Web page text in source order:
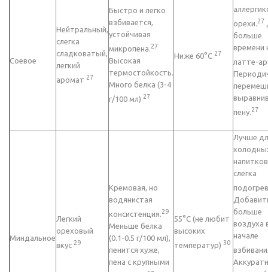
Соевое
Нейтральный,
слегка
сладковатый,
легкий
аромат 27
Быстро и легко
взбивается,
устойчивая
микропена.27
Высокая
термостойкость.
Много белка (3-4
г/100 мл) 27
Ниже 60°C 27
орехи.27
больше
времени
латте-
пену.27
Миндальное
Легкий
ореховый
вкус 29
Кремовая, но
водянистая
консистенция.29
Меньше белка
(0.1-0.5 г/100 мл),
пенится хуже,
пена с крупными
55°C (не любит
высоких
температур) 30
Лучше
слегка
больше
воздуха
начале